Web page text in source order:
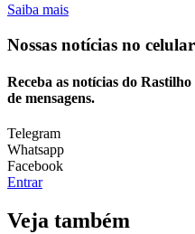
Saiba mais
Nossas notícias no celular
Receba as notícias do
de mensagens.
Telegram
Whatsapp
Facebook
Entrar
Veja também